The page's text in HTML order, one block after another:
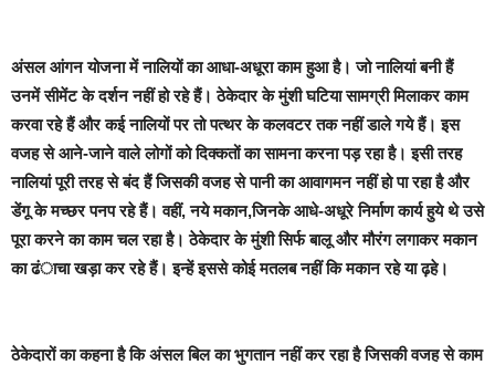
अंसल आंगन योजना में नालियों का आधा-अधूरा काम हुआ है। जो नालियां बनी हैं
उनमें सीमेंट के दर्शन नहीं हो रहे हैं। ठेकेदार के मुंशी घटिया सामग्री मिलाकर काम
करवा रहे हैं और कई नालियों पर तो पत्थर के कलवटर तक नहीं डाले गये हैं। इस
वजह से आने-जाने वाले लोगों को दिक्कतों का सामना करना पड़ रहा है। इसी तरह
नालियां पूरी तरह से बंद हैं जिसकी वजह से पानी का आवागमन नहीं हो पा रहा है और
डेंगू के मच्छर पनप रहे हैं। वहीं, नये मकान,जिनके आधे-अधूरे निर्माण कार्य हुये थे उसे
पूरा करने का काम चल रहा है। ठेकेदार के मुंशी सिर्फ बालू और मौरंग लगाकर मकान
का ढंाचा खड़ा कर रहे हैं। इन्हें इससे कोई मतलब नहीं कि मकान रहे या ढ़हे।
ठेकेदारों का कहना है कि अंसल बिल का भुगतान नहीं कर रहा है जिसकी वजह से काम